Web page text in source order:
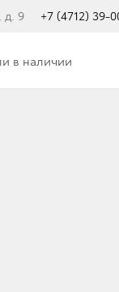
д. 9 +7 (4712) 39-
в наличии